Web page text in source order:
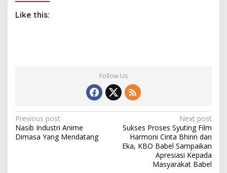
Like this:
Follow Us
P
o
Previous post
Nasib Industri Anime
Dimasa Yang Mendatang
Next post
Sukses Proses Syuting Film
Harmoni Cinta Bhinn dan
Eka, KBO Babel Sampaikan
Apresiasi Kepada
Masyarakat Babel